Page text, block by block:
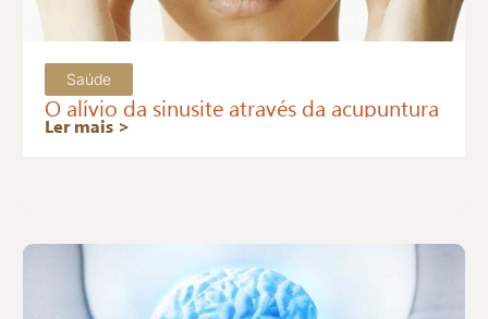
Saúde
O alívio da sinusite através da acupuntura
Ler mais >